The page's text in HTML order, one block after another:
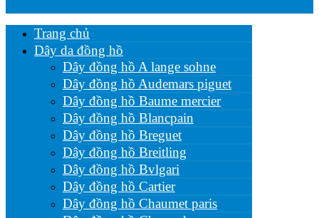
Trang chủ
Dây da đồng hồ
Dây đồng hồ A lange sohne
Dây đồng hồ Audemars piguet
Dây đồng hồ Baume mercier
Dây đồng hồ Blancpain
Dây đồng hồ Breguet
Dây đồng hồ Breitling
Dây đồng hồ Bvlgari
Dây đồng hồ Cartier
Dây đồng hồ Chaumet paris